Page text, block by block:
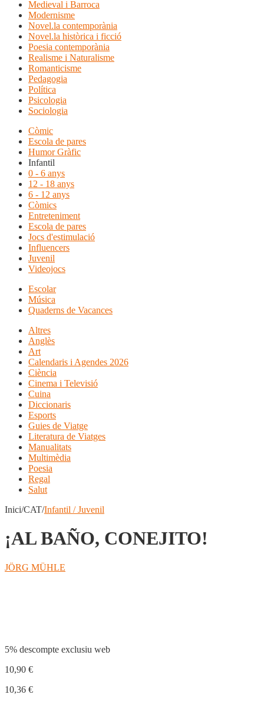
Medieval i Barroca
Modernisme
Novel.la contemporània
Novel.la històrica i ficció
Poesia contemporània
Realisme i Naturalisme
Romanticisme
Pedagogia
Política
Psicologia
Sociologia
Còmic
Escola de pares
Humor Gràfic
Infantil
0 - 6 anys
12 - 18 anys
6 - 12 anys
Còmics
Entreteniment
Escola de pares
Jocs d'estimulació
Influencers
Juvenil
Videojocs
Escolar
Música
Quaderns de Vacances
Altres
Anglès
Art
Calendaris i Agendes 2026
Ciència
Cinema i Televisió
Cuina
Diccionaris
Esports
Guies de Viatge
Literatura de Viatges
Manualitats
Multimèdia
Poesia
Regal
Salut
Inici/CAT/Infantil / Juvenil
¡AL BAÑO, CONEJITO!
JÖRG MÜHLE
5% descompte exclusiu web
10,90 €
10,36 €